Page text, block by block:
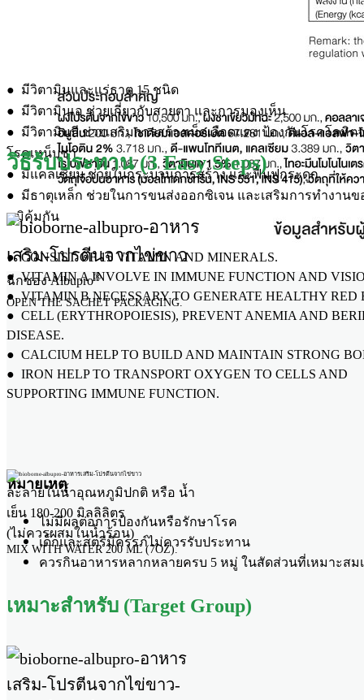
● มีวิตามินและแร่ธาตุ 15 ชนิด
● มีวิตามินเอ ช่วยเกี่ยวกับสายตา และการมองเห็น
● มีวิตามินบี ช่วยเสริมการสร้างเม็ดเลือดแดง ป้องกันโรคโลหิต
โรคเหน็บชา
● มีแคลเซียม ช่วยในกระบวนการสร้าง และฟื้นฟูกระดูก
● มีธาตุเหล็ก ช่วยในการขนส่งออกซิเจน และเสริมการทำงานข
ภูมิคุ้มกัน
● CONSIST OF 15 VITAMIN AND MINERALS.
● VITAMIN A INVOLVE IN IMMUNE FUNCTION AND
● VITAMIN B NECESSARY TO GENERATE HEALTHY RED
● CELL (ERYTHROPOIESIS), PREVENT ANEMIA AND
DISEASE.
● CALCIUM HELP TO BUILD AND MAINTAIN STRONG
● IRON HELP TO TRANSPORT OXYGEN TO CELLS AND
SUPPORTING IMMUNE FUNCTION.
หมายเหตุ
ไม่มีผลต่อการป้องกันหรือรักษาโรค
เด็กและสตรีมีครรภ์ไม่ควรรับประทาน
ควรกินอาหารหลากหลายครบ 5 หมู่ ในสัดส่วนที่เหมาะสม
วิธีรับประทาน (3 Easy Steps)
ฉีกซอง Albupro®
OPEN THE SACHET PACKAGING.
ละลายในน้ำอุณหภูมิปกติ หรือ น้ำ
เย็น 180-200 มิลลิลิตร
(ไม่ควรผสมในน้ำร้อน)
MIX WITH WATER 200 ML (7OZ).
เหมาะสำหรับ (Target Group)